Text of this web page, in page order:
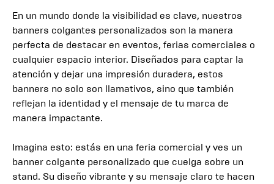
En un mundo donde la visibilidad es clave, nuestros
banners colgantes personalizados son la manera
perfecta de destacar en eventos, ferias comerciales o
cualquier espacio interior. Diseñados para captar la
atención y dejar una impresión duradera, estos
banners no solo son llamativos, sino que también
reflejan la identidad y el mensaje de tu marca de
manera impactante.
Imagina esto: estás en una feria comercial y ves un
banner colgante personalizado que cuelga sobre un
stand. Su diseño vibrante y su mensaje claro te hacen